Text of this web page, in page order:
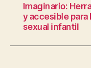
Imaginario:
y accesible
sexual infantil